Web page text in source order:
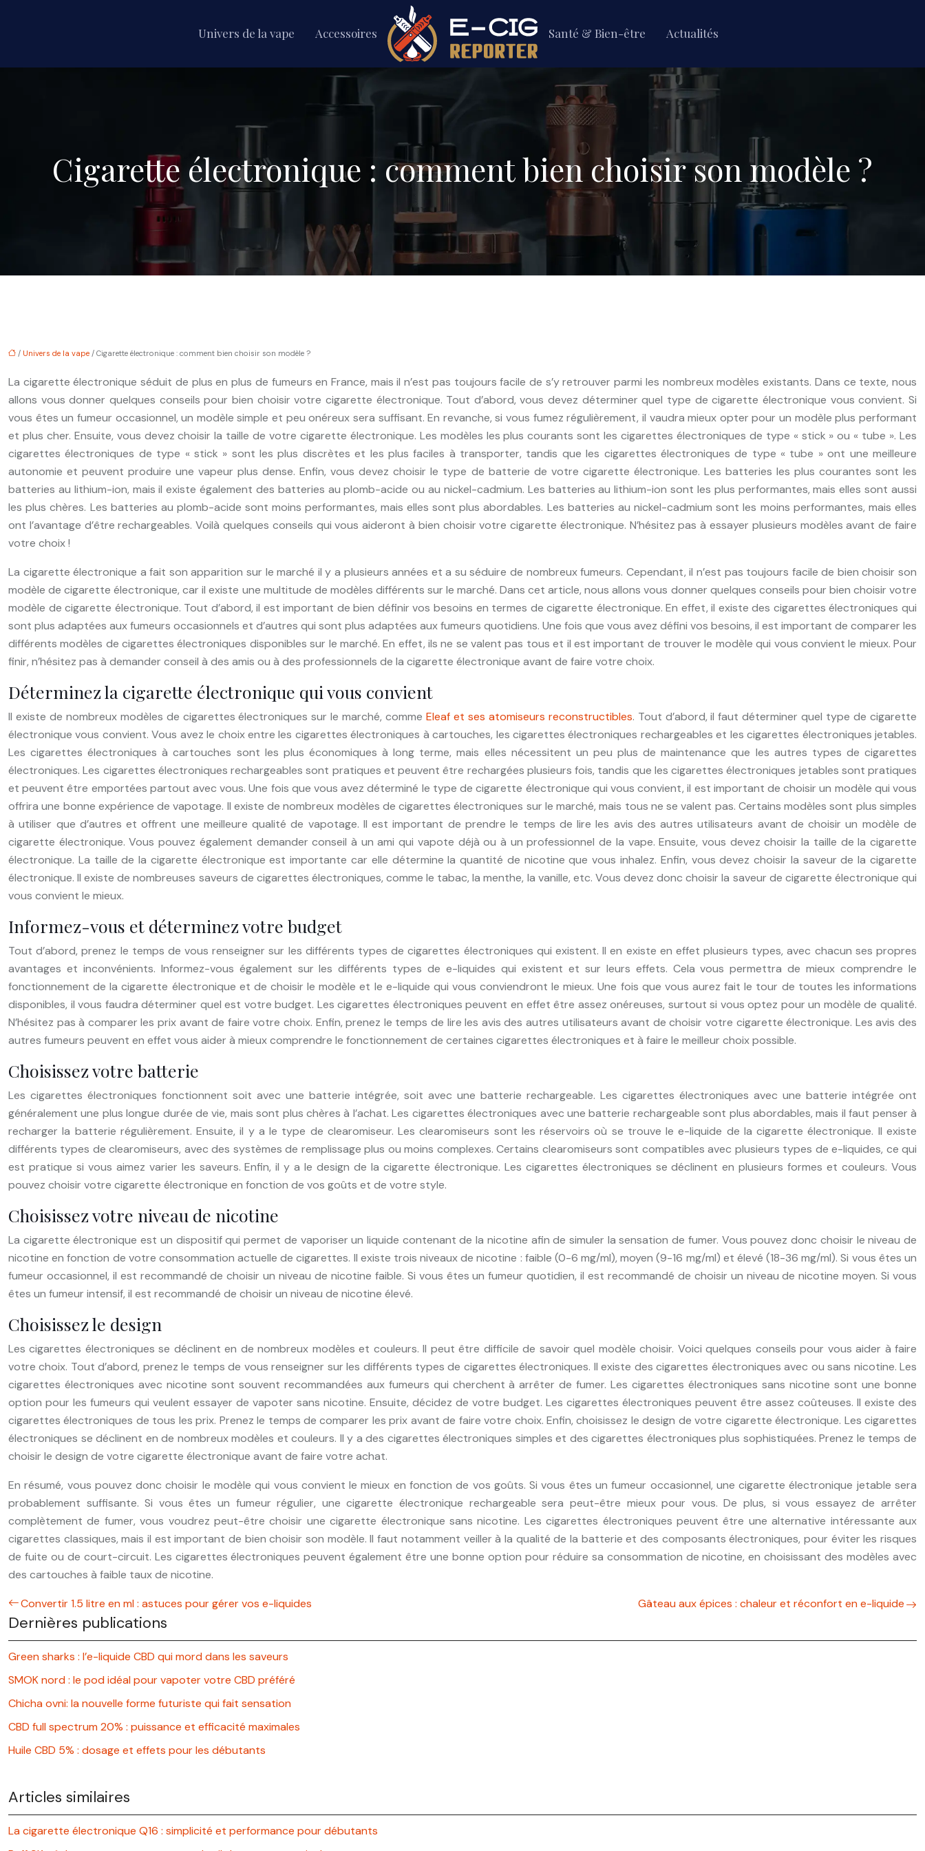
Accessoires
Univers de la vape Santé & Bien-être Actualités
Cigarette électronique : comment bien choisir son modèle ?
/ Univers de la vape / Cigarette électronique : comment bien choisir son modèle ?
La cigarette électronique séduit de plus en plus de fumeurs en France, mais il n’est pas toujours facile de s’y retrouver parmi les nombreux modèles existants. Dans ce texte, nous
allons vous donner quelques conseils pour bien choisir votre cigarette électronique. Tout d’abord, vous devez déterminer quel type de cigarette électronique vous convient. Si
vous êtes un fumeur occasionnel, un modèle simple et peu onéreux sera suffisant. En revanche, si vous fumez régulièrement, il vaudra mieux opter pour un modèle plus performant
et plus cher. Ensuite, vous devez choisir la taille de votre cigarette électronique. Les modèles les plus courants sont les cigarettes électroniques de type « stick » ou « tube ». Les
cigarettes électroniques de type « stick » sont les plus discrètes et les plus faciles à transporter, tandis que les cigarettes électroniques de type « tube » ont une meilleure
autonomie et peuvent produire une vapeur plus dense. Enfin, vous devez choisir le type de batterie de votre cigarette électronique. Les batteries les plus courantes sont les
batteries au lithium-ion, mais il existe également des batteries au plomb-acide ou au nickel-cadmium. Les batteries au lithium-ion sont les plus performantes, mais elles sont aussi
les plus chères. Les batteries au plomb-acide sont moins performantes, mais elles sont plus abordables. Les batteries au nickel-cadmium sont les moins performantes, mais elles
ont l’avantage d’être rechargeables. Voilà quelques conseils qui vous aideront à bien choisir votre cigarette électronique. N’hésitez pas à essayer plusieurs modèles avant de faire
votre choix !
La cigarette électronique a fait son apparition sur le marché il y a plusieurs années et a su séduire de nombreux fumeurs. Cependant, il n’est pas toujours facile de bien choisir son
modèle de cigarette électronique, car il existe une multitude de modèles différents sur le marché. Dans cet article, nous allons vous donner quelques conseils pour bien choisir votre
modèle de cigarette électronique. Tout d’abord, il est important de bien définir vos besoins en termes de cigarette électronique. En effet, il existe des cigarettes électroniques qui
sont plus adaptées aux fumeurs occasionnels et d’autres qui sont plus adaptées aux fumeurs quotidiens. Une fois que vous avez défini vos besoins, il est important de comparer les
différents modèles de cigarettes électroniques disponibles sur le marché. En effet, ils ne se valent pas tous et il est important de trouver le modèle qui vous convient le mieux. Pour
finir, n’hésitez pas à demander conseil à des amis ou à des professionnels de la cigarette électronique avant de faire votre choix.
Déterminez la cigarette électronique qui vous convient
Il existe de nombreux modèles de cigarettes électroniques sur le marché, commeEleaf et ses atomiseurs reconstructibles. Tout d’abord, il faut déterminer quel type de cigarette
électronique vous convient. Vous avez le choix entre les cigarettes électroniques à cartouches, les cigarettes électroniques rechargeables et les cigarettes électroniques jetables.
Les cigarettes électroniques à cartouches sont les plus économiques à long terme, mais elles nécessitent un peu plus de maintenance que les autres types de cigarettes
électroniques. Les cigarettes électroniques rechargeables sont pratiques et peuvent être rechargées plusieurs fois, tandis que les cigarettes électroniques jetables sont pratiques
et peuvent être emportées partout avec vous. Une fois que vous avez déterminé le type de cigarette électronique qui vous convient, il est important de choisir un modèle qui vous
offrira une bonne expérience de vapotage. Il existe de nombreux modèles de cigarettes électroniques sur le marché, mais tous ne se valent pas. Certains modèles sont plus simples
à utiliser que d’autres et offrent une meilleure qualité de vapotage. Il est important de prendre le temps de lire les avis des autres utilisateurs avant de choisir un modèle de
cigarette électronique. Vous pouvez également demander conseil à un ami qui vapote déjà ou à un professionnel de la vape. Ensuite, vous devez choisir la taille de la cigarette
électronique. La taille de la cigarette électronique est importante car elle détermine la quantité de nicotine que vous inhalez. Enfin, vous devez choisir la saveur de la cigarette
électronique. Il existe de nombreuses saveurs de cigarettes électroniques, comme le tabac, la menthe, la vanille, etc. Vous devez donc choisir la saveur de cigarette électronique qui
vous convient le mieux.
Informez-vous et déterminez votre budget
Tout d’abord, prenez le temps de vous renseigner sur les différents types de cigarettes électroniques qui existent. Il en existe en effet plusieurs types, avec chacun ses propres
avantages et inconvénients. Informez-vous également sur les différents types de e-liquides qui existent et sur leurs effets. Cela vous permettra de mieux comprendre le
fonctionnement de la cigarette électronique et de choisir le modèle et le e-liquide qui vous conviendront le mieux. Une fois que vous aurez fait le tour de toutes les informations
disponibles, il vous faudra déterminer quel est votre budget. Les cigarettes électroniques peuvent en effet être assez onéreuses, surtout si vous optez pour un modèle de qualité.
N’hésitez pas à comparer les prix avant de faire votre choix. Enfin, prenez le temps de lire les avis des autres utilisateurs avant de choisir votre cigarette électronique. Les avis des
autres fumeurs peuvent en effet vous aider à mieux comprendre le fonctionnement de certaines cigarettes électroniques et à faire le meilleur choix possible.
Choisissez votre batterie
Les cigarettes électroniques fonctionnent soit avec une batterie intégrée, soit avec une batterie rechargeable. Les cigarettes électroniques avec une batterie intégrée ont
généralement une plus longue durée de vie, mais sont plus chères à l’achat. Les cigarettes électroniques avec une batterie rechargeable sont plus abordables, mais il faut penser à
recharger la batterie régulièrement. Ensuite, il y a le type de clearomiseur. Les clearomiseurs sont les réservoirs où se trouve le e-liquide de la cigarette électronique. Il existe
différents types de clearomiseurs, avec des systèmes de remplissage plus ou moins complexes. Certains clearomiseurs sont compatibles avec plusieurs types de e-liquides, ce qui
est pratique si vous aimez varier les saveurs. Enfin, il y a le design de la cigarette électronique. Les cigarettes électroniques se déclinent en plusieurs formes et couleurs. Vous
pouvez choisir votre cigarette électronique en fonction de vos goûts et de votre style.
Choisissez votre niveau de nicotine
La cigarette électronique est un dispositif qui permet de vaporiser un liquide contenant de la nicotine afin de simuler la sensation de fumer. Vous pouvez donc choisir le niveau de
nicotine en fonction de votre consommation actuelle de cigarettes. Il existe trois niveaux de nicotine : faible (0-6 mg/ml), moyen (9-16 mg/ml) et élevé (18-36 mg/ml). Si vous êtes un
fumeur occasionnel, il est recommandé de choisir un niveau de nicotine faible. Si vous êtes un fumeur quotidien, il est recommandé de choisir un niveau de nicotine moyen. Si vous
êtes un fumeur intensif, il est recommandé de choisir un niveau de nicotine élevé.
Choisissez le design
Les cigarettes électroniques se déclinent en de nombreux modèles et couleurs. Il peut être difficile de savoir quel modèle choisir. Voici quelques conseils pour vous aider à faire
votre choix. Tout d’abord, prenez le temps de vous renseigner sur les différents types de cigarettes électroniques. Il existe des cigarettes électroniques avec ou sans nicotine. Les
cigarettes électroniques avec nicotine sont souvent recommandées aux fumeurs qui cherchent à arrêter de fumer. Les cigarettes électroniques sans nicotine sont une bonne
option pour les fumeurs qui veulent essayer de vapoter sans nicotine. Ensuite, décidez de votre budget. Les cigarettes électroniques peuvent être assez coûteuses. Il existe des
cigarettes électroniques de tous les prix. Prenez le temps de comparer les prix avant de faire votre choix. Enfin, choisissez le design de votre cigarette électronique. Les cigarettes
électroniques se déclinent en de nombreux modèles et couleurs. Il y a des cigarettes électroniques simples et des cigarettes électroniques plus sophistiquées. Prenez le temps de
choisir le design de votre cigarette électronique avant de faire votre achat.
En résumé, vous pouvez donc choisir le modèle qui vous convient le mieux en fonction de vos goûts. Si vous êtes un fumeur occasionnel, une cigarette électronique jetable sera
probablement suffisante. Si vous êtes un fumeur régulier, une cigarette électronique rechargeable sera peut-être mieux pour vous. De plus, si vous essayez de arrêter
complètement de fumer, vous voudrez peut-être choisir une cigarette électronique sans nicotine. Les cigarettes électroniques peuvent être une alternative intéressante aux
cigarettes classiques, mais il est important de bien choisir son modèle. Il faut notamment veiller à la qualité de la batterie et des composants électroniques, pour éviter les risques
de fuite ou de court-circuit. Les cigarettes électroniques peuvent également être une bonne option pour réduire sa consommation de nicotine, en choisissant des modèles avec
des cartouches à faible taux de nicotine.
Convertir 1.5 litre en ml : astuces pour gérer vos e-liquides
Gâteau aux épices : chaleur et réconfort en e-liquide
Dernières publications
Green sharks : l’e-liquide CBD qui mord dans les saveurs
SMOK nord : le pod idéal pour vapoter votre CBD préféré
Chicha ovni: la nouvelle forme futuriste qui fait sensation
CBD full spectrum 20% : puissance et efficacité maximales
Huile CBD 5% : dosage et effets pour les débutants
Articles similaires
La cigarette électronique Q16 : simplicité et performance pour débutants